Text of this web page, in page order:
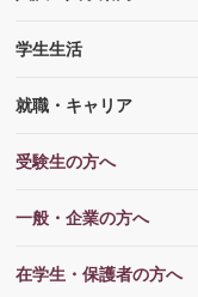
学生生活
就職・キャリア
受験生の方へ
一般・企業の方へ
在学生・保護者の方へ